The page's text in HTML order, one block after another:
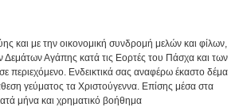
και με την οικονομική συνδρομή μελών και φίλων,
Δεμάτων Αγάπης κατά τις Εορτές του Πάσχα και των
περιεχόμενο. Ενδεικτικά σας αναφέρω έκαστο δέμα
γεύματος τα Χριστούγεννα. Επίσης μέσα στα
μήνα και χρηματικό βοήθημα